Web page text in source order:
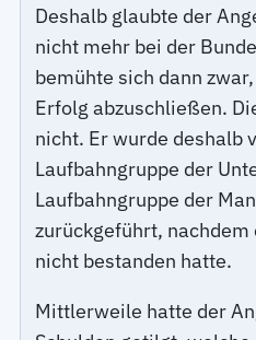
Deshalb glaubte der
nicht mehr bei der
bemühte sich dann
Erfolg abzuschließen.
nicht. Er wurde deshalb
Laufbahngruppe der
Laufbahngruppe der
zurückgeführt, nachdem
nicht bestanden hatte.
Mittlerweile hatte der